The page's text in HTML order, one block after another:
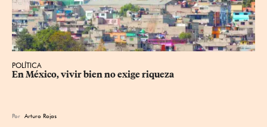
POLÍTICA
En México, vivir bien no exige riqueza
Por Arturo Rojas